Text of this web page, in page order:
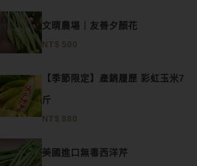
文晴農場｜友善夕顏花
NT$ 500
【季節限定】產銷履歷 彩虹玉米7
斤
NT$ 880
美國進口無毒西洋芹